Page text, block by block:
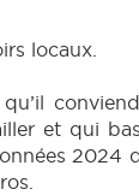
locaux.
et qui